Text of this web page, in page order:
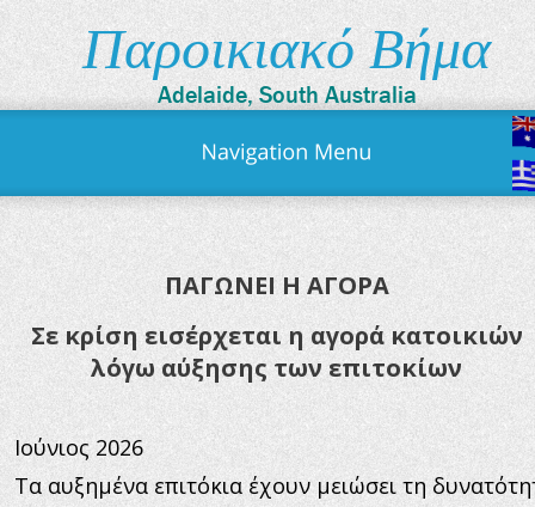
ΠΑΓΩΝΕΙ Η ΑΓΟΡΑ
Σε κρίση εισέρχεται η αγορά κατοικιών
λόγω αύξησης των επιτοκίων
Ιούνιος 2026
Τα αυξημένα επιτόκια έχουν μειώσει τη
Παροικιακό Βήμα
Adelaide, South Australia